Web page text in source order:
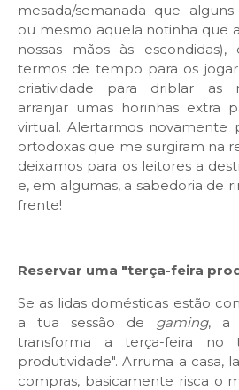
mesada/semanada que
ou mesmo aquela notinha que
nossas mãos às
termos de tempo para os
criatividade para driblar as
arranjar umas horinhas extra
virtual. Alertarmos novamente
ortodoxas que me surgiram na
deixamos para os leitores a
e, em algumas, a sabedoria de
frente!
Reservar uma "terça-feira
Se as lidas domésticas estão
a tua sessão de gaming, a
transforma a terça-feira
produtividade". Arruma a casa,
compras, basicamente risca o